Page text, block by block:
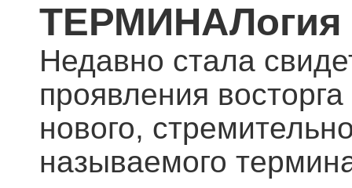
ТЕРМИНАЛогия
Недавно стала
проявления
нового,
называемого